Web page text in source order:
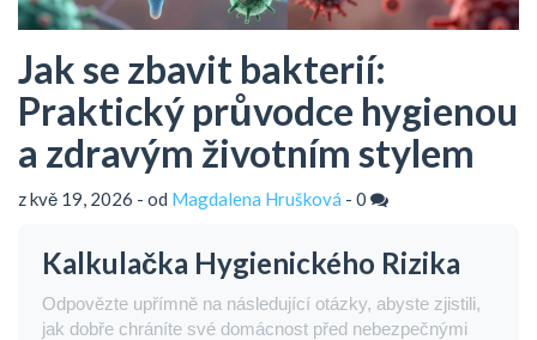
Jak se zbavit bakterií:
Praktický průvodce hygienou
a zdravým životním stylem
z kvě 19, 2026 - od Magdalena Hrušková - 0
Kalkulačka Hygienického Rizika
Odpovězte upřímně na následující otázky, abyste zjistili,
jak dobře chráníte své domácnost před nebezpečnými